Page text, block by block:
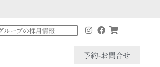
ループの採用情報
予約-お問合せ